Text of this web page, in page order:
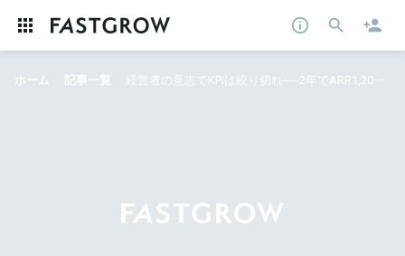
ホーム 記事一覧 経営者の意志でKPIは絞り切れ──2年でARR1,200%成長を実現した、ニーリー根目沢氏の“レーザーフォーカス”戦略